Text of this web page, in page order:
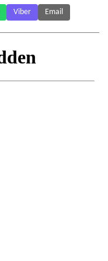
Viber Email